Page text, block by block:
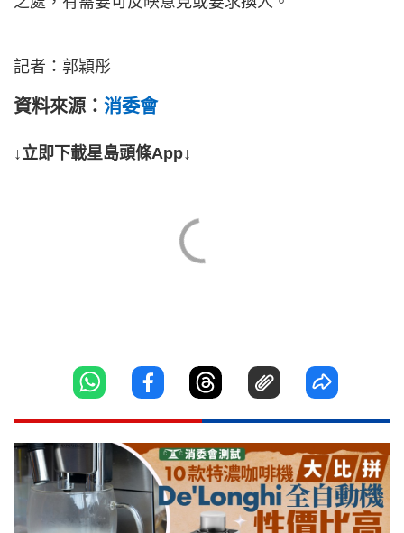
記者：郭穎彤
資料來源： 消委會
↓立即下載星島頭條App↓